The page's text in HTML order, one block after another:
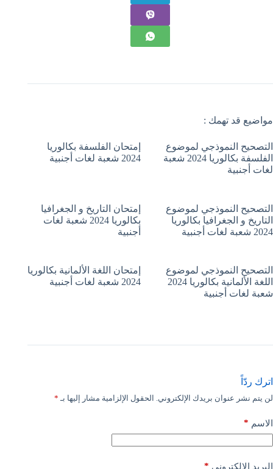
مواضيع قد تهمك :
التصحيح النموذجي لموضوع
الفلسفة بكالوريا 2024 شعبة
لغات أجنبية
إمتحان الفلسفة بكالوريا
2024 شعبة لغات أجنبية
التصحيح النموذجي لموضوع
التاريخ و الجغرافيا بكالوريا
2024 شعبة لغات أجنبية
إمتحان التاريخ و الجغرافيا
بكالوريا 2024 شعبة لغات
أجنبية
التصحيح النموذجي لموضوع
اللغة الألمانية بكالوريا 2024
شعبة لغات أجنبية
إمتحان اللغة الألمانية بكالوريا
2024 شعبة لغات أجنبية
اترك ردّاً
لن يتم نشر عنوان بريدك الإلكتروني. الحقول الإلزامية مشار إليها بـ *
الاسم *
البريد الإلكتروني *